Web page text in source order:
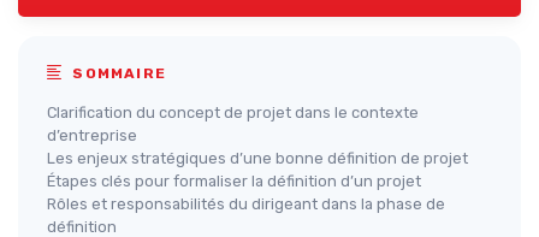
SOMMAIRE
Clarification du concept de projet dans le contexte
d’entreprise
Les enjeux stratégiques d’une bonne définition de projet
Étapes clés pour formaliser la définition d’un projet
Rôles et responsabilités du dirigeant dans la phase de
définition